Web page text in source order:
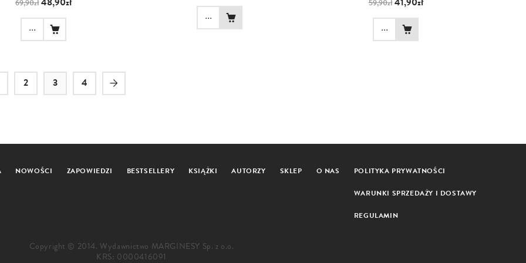
69,90zł
...
...
59,90zł
...
2 3 4
NOWOŚCI ZAPOWIEDZI BESTSELLERY KSIĄŻKI AUTORZY SKLEP O NAS POLITYKA PRYWATNOŚCI
WARUNKI SPRZEDAŻY I DOSTAWY
REGULAMIN
Copyright © 2014. Wydawnictwo MARGINESY Sp. z o.o.
KRS: 0000416091